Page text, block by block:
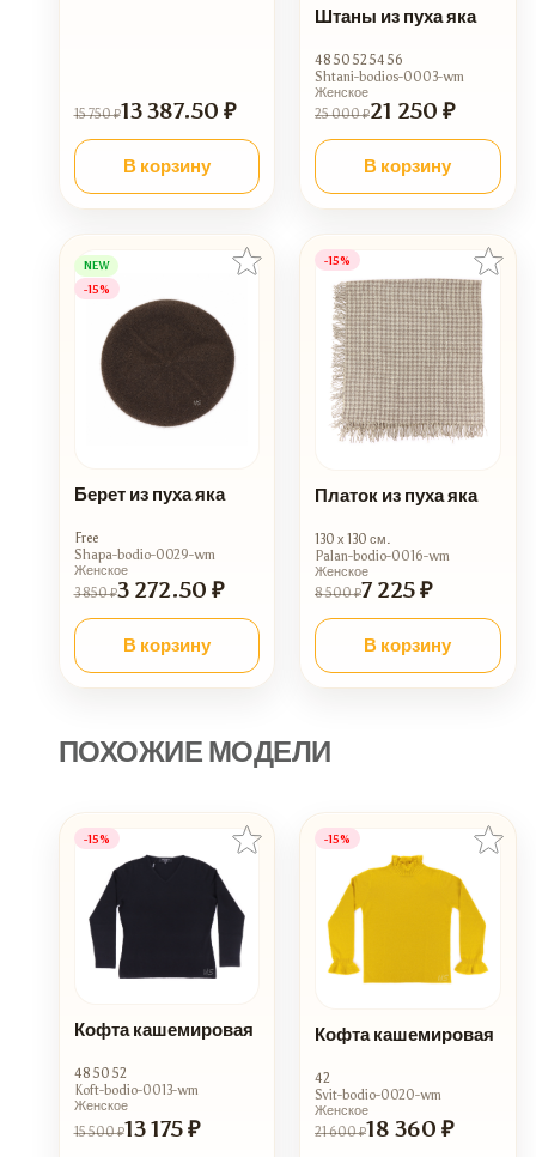
15 750 ₽13 387.50 ₽
В корзину
Штаны из пуха яка
48 50 52 54 56
Shtani-bodios-0003-wm
Женское
25 000 ₽21 250 ₽
В корзину
Берет из пуха яка
Free
Shapa-bodio-0029-wm
Женское
3 850 ₽3 272.50 ₽
В корзину
NEW
-15%
Платок из пуха яка
130 х 130 см.
Palan-bodio-0016-wm
Женское
8 500 ₽7 225 ₽
В корзину
-15%
ПОХОЖИЕ МОДЕЛИ
Кофта кашемировая
48 50 52
Koft-bodio-0013-wm
Женское
15 500 ₽13 175 ₽
-15%
Кофта кашемировая
42
Svit-bodio-0020-wm
Женское
21 600 ₽18 360 ₽
-15%